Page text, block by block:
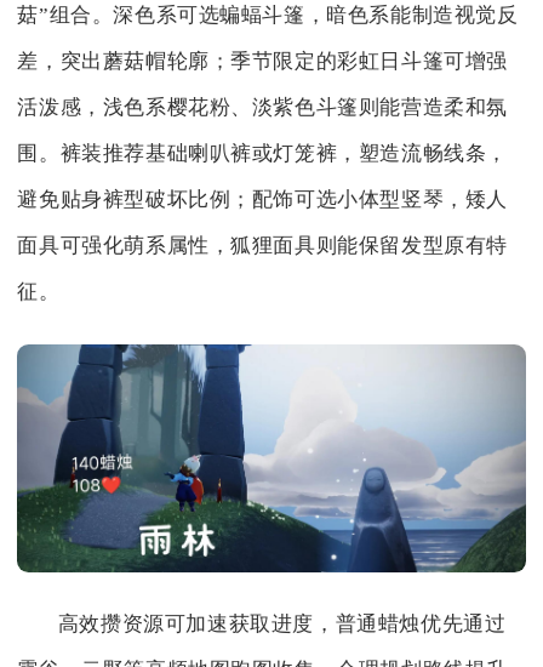
菇”组合。深色系可选蝙蝠斗篷，暗色系能制造视觉反
差，突出蘑菇帽轮廓；季节限定的彩虹日斗篷可增强
活泼感，浅色系樱花粉、淡紫色斗篷则能营造柔和氛
围。裤装推荐基础喇叭裤或灯笼裤，塑造流畅线条，
避免贴身裤型破坏比例；配饰可选小体型竖琴，矮人
面具可强化萌系属性，狐狸面具则能保留发型原有特
征。
高效攒资源可加速获取进度，普通蜡烛优先通过